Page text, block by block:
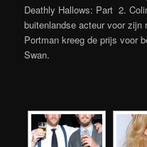
Deathly Hallows: Part 2.
buitenlandse acteur voor zijn
Portman kreeg de prijs voor
Swan.